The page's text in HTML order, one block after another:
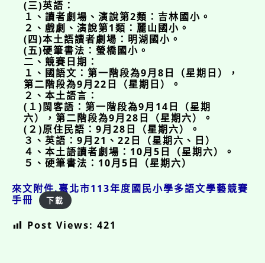
(三)英語：
１、讀者劇場、演說第2類：吉林國小。
２、戲劇、演說第1類：麗山國小。
(四)本土語讀者劇場：明湖國小。
(五)硬筆書法：螢橋國小。
二、競賽日期：
１、國語文：第一階段為9月8日（星期日），
第二階段為9月22日（星期日）。
２、本土語言：
(１)閩客語：第一階段為9月14日（星期
六），第二階段為9月28日（星期六）。
(２)原住民語：9月28日（星期六）。
３、英語：9月21、22日（星期六、日）
４、本土語讀者劇場：10月5日（星期六）。
５、硬筆書法：10月5日（星期六）
來文附件.臺北市113年度國民小學多語文學藝競賽
手冊
下載
Post Views: 421